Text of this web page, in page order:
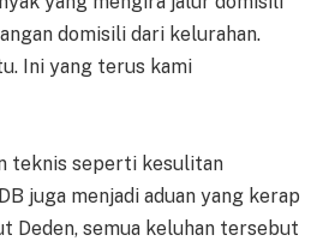
domisili dari kelurahan.
Ini yang terus kami
teknis seperti kesulitan
juga menjadi aduan yang kerap
Deden, semua keluhan tersebut